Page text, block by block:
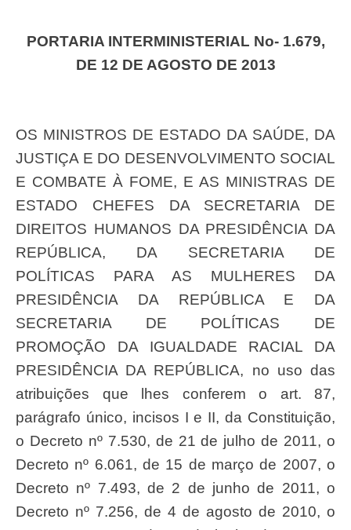
PORTARIA INTERMINISTERIAL No- 1.679,
DE 12 DE AGOSTO DE 2013
OS MINISTROS DE ESTADO DA SAÚDE, DA
JUSTIÇA E DO DESENVOLVIMENTO SOCIAL
E COMBATE À FOME, E AS MINISTRAS DE
ESTADO CHEFES DA SECRETARIA DE
DIREITOS HUMANOS DA PRESIDÊNCIA DA
REPÚBLICA, DA SECRETARIA DE
POLÍTICAS PARA AS MULHERES DA
PRESIDÊNCIA DA REPÚBLICA E DA
SECRETARIA DE POLÍTICAS DE
PROMOÇÃO DA IGUALDADE RACIAL DA
PRESIDÊNCIA DA REPÚBLICA, no uso das
atribuições que lhes conferem o art. 87,
parágrafo único, incisos I e II, da Constituição,
o Decreto nº 7.530, de 21 de julho de 2011, o
Decreto nº 6.061, de 15 de março de 2007, o
Decreto nº 7.493, de 2 de junho de 2011, o
Decreto nº 7.256, de 4 de agosto de 2010, o